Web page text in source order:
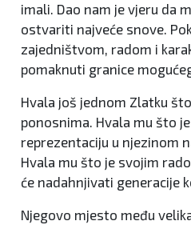
imali. Dao nam je vjeru da
ostvariti najveće snove.
zajedništvom, radom i
pomaknuti granice
Hvala još jednom Zlatku
ponosnima. Hvala mu što
reprezentaciju u njezinom
Hvala mu što je svojim
će nadahnjivati generacije
Njegovo mjesto među